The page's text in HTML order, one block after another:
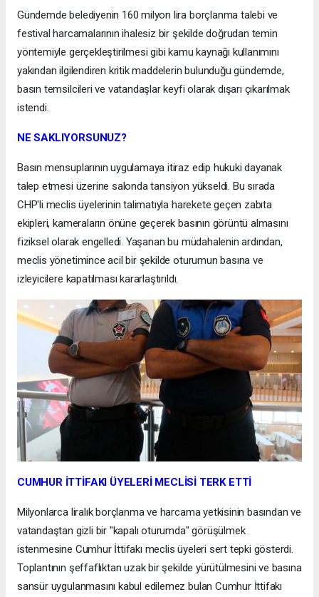
Gündemde belediyenin 160 milyon lira borçlanma talebi ve
festival harcamalarının ihalesiz bir şekilde doğrudan temin
yöntemiyle gerçekleştirilmesi gibi kamu kaynağı kullanımını
yakından ilgilendiren kritik maddelerin bulunduğu gündemde,
basın temsilcileri ve vatandaşlar keyfi olarak dışarı çıkarılmak
istendi.
NE SAKLIYORSUNUZ?
Basın mensuplarının uygulamaya itiraz edip hukuki dayanak
talep etmesi üzerine salonda tansiyon yükseldi. Bu sırada
CHP'li meclis üyelerinin talimatıyla harekete geçen zabıta
ekipleri, kameraların önüne geçerek basının görüntü almasını
fiziksel olarak engelledi. Yaşanan bu müdahalenin ardından,
meclis yönetimince acil bir şekilde oturumun basına ve
izleyicilere kapatılması kararlaştırıldı.
CUMHUR İTTİFAKI ÜYELERİ MECLİSİ TERK ETTİ
Milyonlarca liralık borçlanma ve harcama yetkisinin basından ve
vatandaştan gizli bir "kapalı oturumda" görüşülmek
istenmesine Cumhur İttifakı meclis üyeleri sert tepki gösterdi.
Toplantının şeffaflıktan uzak bir şekilde yürütülmesini ve basına
sansür uygulanmasını kabul edilemez bulan Cumhur İttifakı